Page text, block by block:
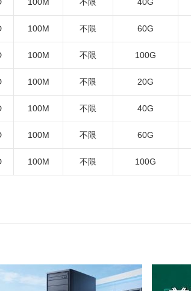
100M 不限 60G
100M 不限 100G
100M 不限 20G
100M 不限 40G
100M 不限 60G
100M 不限 100G